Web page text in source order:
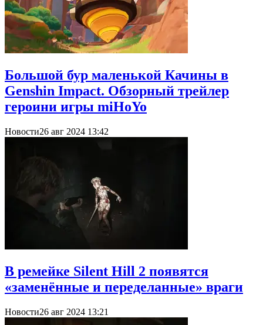
Большой бур маленькой Качины в
Genshin Impact. Обзорный трейлер
героини игры miHoYo
Новости26 авг 2024 13:42
В ремейке Silent Hill 2 появятся
«заменённые и переделанные» враги
Новости26 авг 2024 13:21